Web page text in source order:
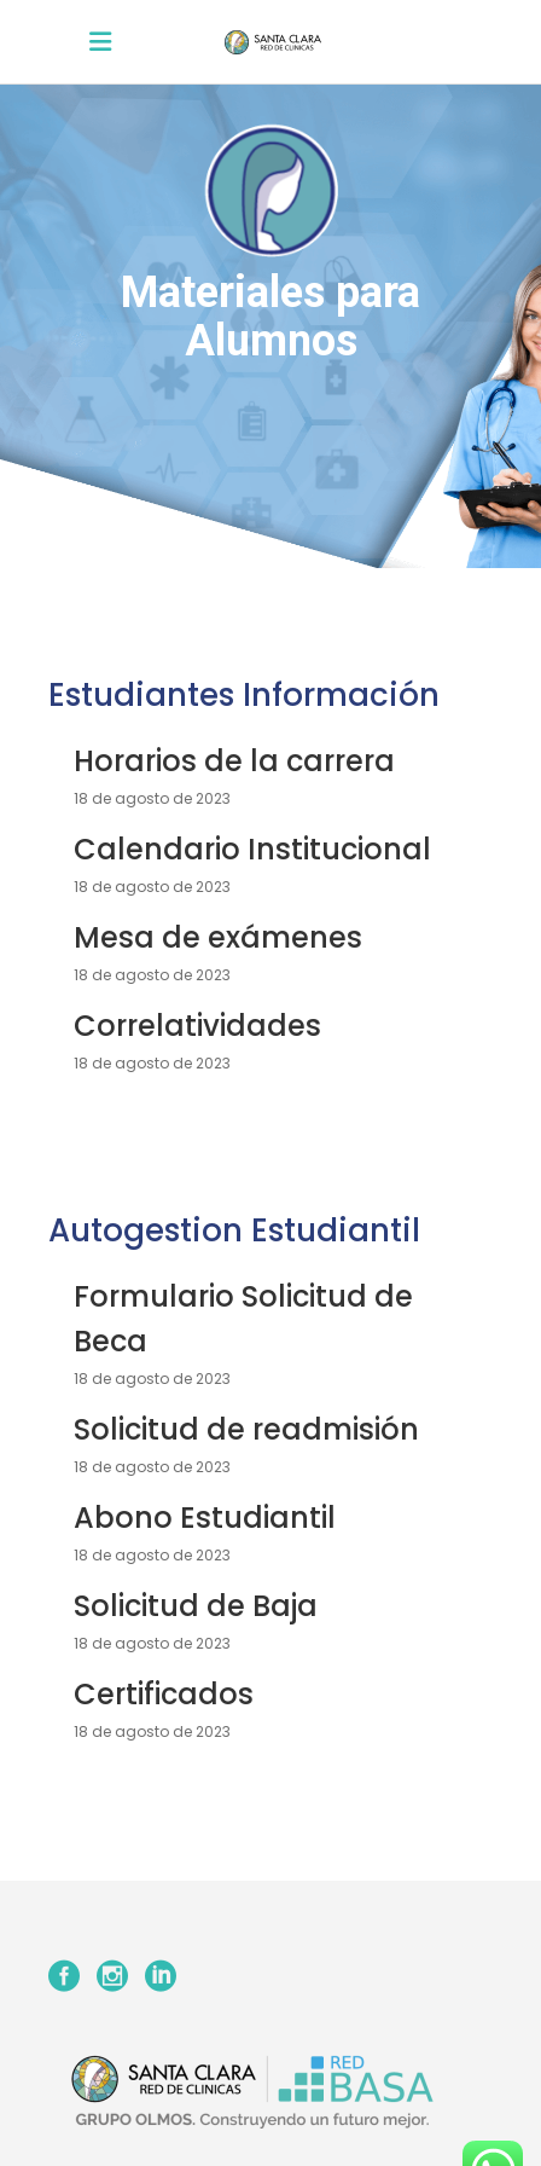
Materiales para
Alumnos
Estudiantes Información
Horarios de la carrera
18 de agosto de 2023
Calendario Institucional
18 de agosto de 2023
Mesa de exámenes
18 de agosto de 2023
Correlatividades
18 de agosto de 2023
Autogestion Estudiantil
Formulario Solicitud de
Beca
18 de agosto de 2023
Solicitud de readmisión
18 de agosto de 2023
Abono Estudiantil
18 de agosto de 2023
Solicitud de Baja
18 de agosto de 2023
Certificados
18 de agosto de 2023